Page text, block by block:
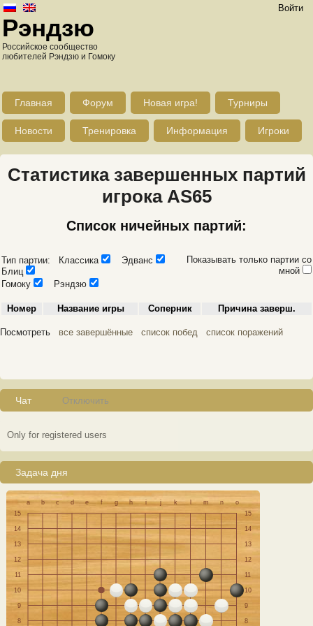
Войти
Рэндзю
Российское сообщество
любителей Рэндзю и Гомоку
Главная Форум Новая игра! Турниры
Новости Тренировка Информация Игроки
Статистика завершенных партий
игрока AS65
Список ничейных партий:
Тип партии: Классика
Эдванс
Блиц
Показывать только партии со
мной
Гомоку
Рэндзю
Номер Название игры Соперник Причина заверш.
Посмотреть все завершённые список побед список поражений
Чат Отключить
Only for registered users
Задача дня
a b c d e f g h i j k l m n
o
15
15
14 14
13 13
12 12
11 11
10 10
9 9
8 8